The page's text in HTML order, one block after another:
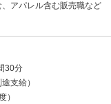
アパレル含む販売職など
30分
支給）
）